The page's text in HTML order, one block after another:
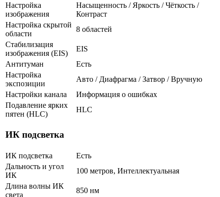
Настройка
изображения
Насыщенность / Яркость / Чёткость /
Контраст
Настройка скрытой
области
8 областей
Стабилизация
изображения (EIS)
EIS
Антитуман
Есть
Настройка
экспозиции
Авто / Диафрагма / Затвор / Вручную
Настройки канала
Информация о ошибках
Подавление ярких
пятен (HLC)
HLC
ИК подсветка
ИК подсветка
Есть
Дальность и угол
ИК
100 метров, Интеллектуальная
Длина волны ИК
света
850 нм